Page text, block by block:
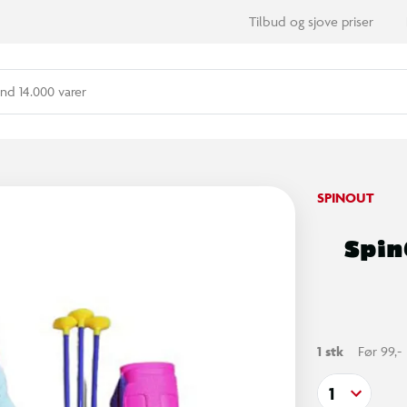
Tilbud og sjove priser
14.000 varer
SPINOUT
1 stk Før 99,-
1